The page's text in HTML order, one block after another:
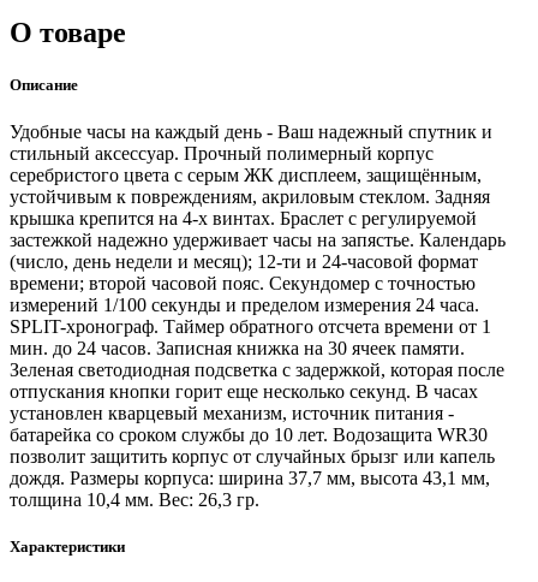
О товаре
Описание
Удобные часы на каждый день - Ваш надежный спутник и
стильный аксессуар. Прочный полимерный корпус
серебристого цвета с серым ЖК дисплеем, защищённым,
устойчивым к повреждениям, акриловым стеклом. Задняя
крышка крепится на 4-х винтах. Браслет с регулируемой
застежкой надежно удерживает часы на запястье. Календарь
(число, день недели и месяц); 12-ти и 24-часовой формат
времени; второй часовой пояс. Секундомер с точностью
измерений 1/100 секунды и пределом измерения 24 часа.
SPLIT-хронограф. Таймер обратного отсчета времени от 1
мин. до 24 часов. Записная книжка на 30 ячеек памяти.
Зеленая светодиодная подсветка с задержкой, которая после
отпускания кнопки горит еще несколько секунд. В часах
установлен кварцевый механизм, источник питания -
батарейка со сроком службы до 10 лет. Водозащита WR30
позволит защитить корпус от случайных брызг или капель
дождя. Размеры корпуса: ширина 37,7 мм, высота 43,1 мм,
толщина 10,4 мм. Вес: 26,3 гр.
Характеристики